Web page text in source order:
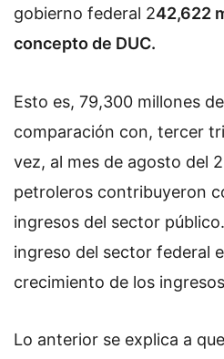
gobierno federal 242,622
concepto de DUC.
Esto es, 79,300 millones
comparación con, tercer
vez, al mes de agosto del
petroleros contribuyeron
ingresos del sector
ingreso del sector federal
crecimiento de los
Lo anterior se explica a